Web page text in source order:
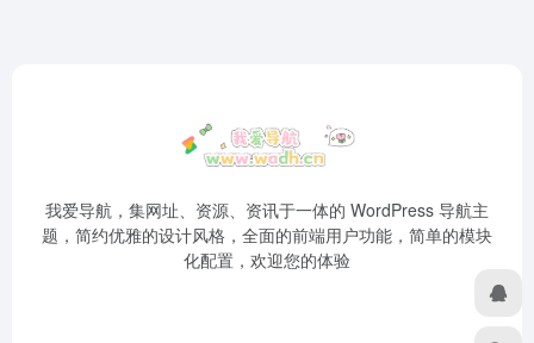
我爱导航，集网址、资源、资讯于一体的 WordPress 导航主
题，简约优雅的设计风格，全面的前端用户功能，简单的模块
化配置，欢迎您的体验